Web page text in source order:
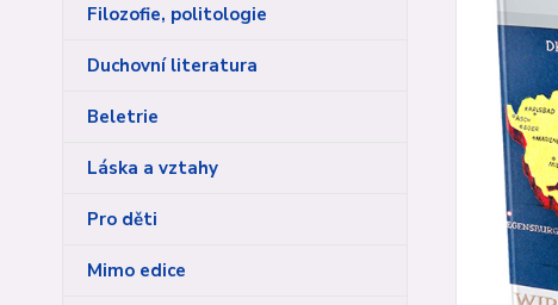
Filozofie, politologie
Duchovní literatura
Beletrie
Láska a vztahy
Pro děti
Mimo edice